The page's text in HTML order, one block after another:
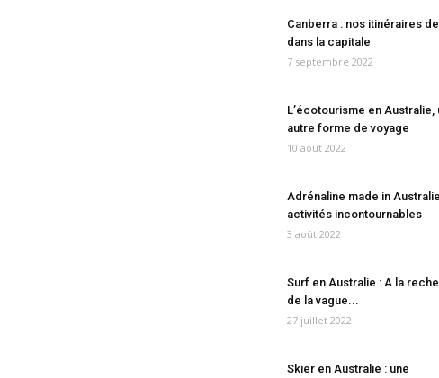
Canberra : nos itinéraires
dans la capitale
7 septembre 2022
L’écotourisme en Australie,
autre forme de voyage
10 août 2022
Adrénaline made in
activités incontournables
3 août 2022
Surf en Australie : A la
de la vague...
27 juillet 2022
Skier en Australie : une